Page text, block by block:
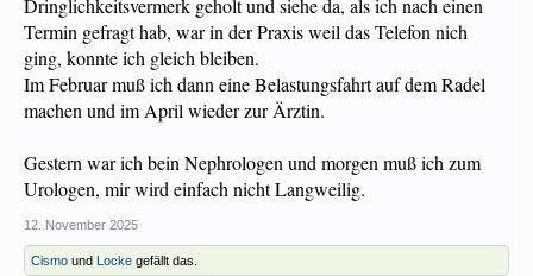
Dringlichkeitsvermerk geholt und siehe da, als ich nach einen
Termin gefragt hab, war in der Praxis weil das Telefon nich
ging, konnte ich gleich bleiben.
Im Februar muß ich dann eine Belastungsfahrt auf dem Radel
machen und im April wieder zur Ärztin.
Gestern war ich bein Nephrologen und morgen muß ich zum
Urologen, mir wird einfach nicht Langweilig.
12. November 2025
Cismo und Locke gefällt das.